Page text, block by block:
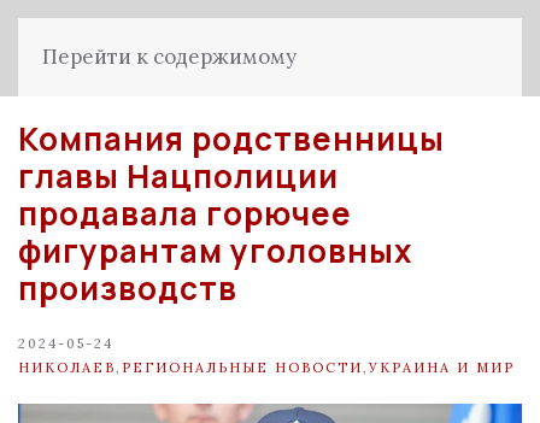
Перейти к содержимому
Компания родственницы
главы Нацполиции
продавала горючее
фигурантам уголовных
производств
2024-05-24
НИКОЛАЕВ РЕГИОНАЛЬНЫЕ НОВОСТИ УКРАИНА И МИР